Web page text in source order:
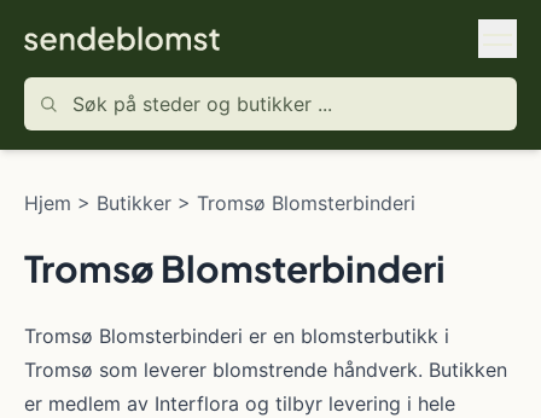
Hjem > Butikker > Tromsø Blomsterbinderi
Tromsø Blomsterbinderi
Tromsø Blomsterbinderi er en blomsterbutikk i
Tromsø som leverer blomstrende håndverk. Butikken
er medlem av Interflora og tilbyr levering i hele